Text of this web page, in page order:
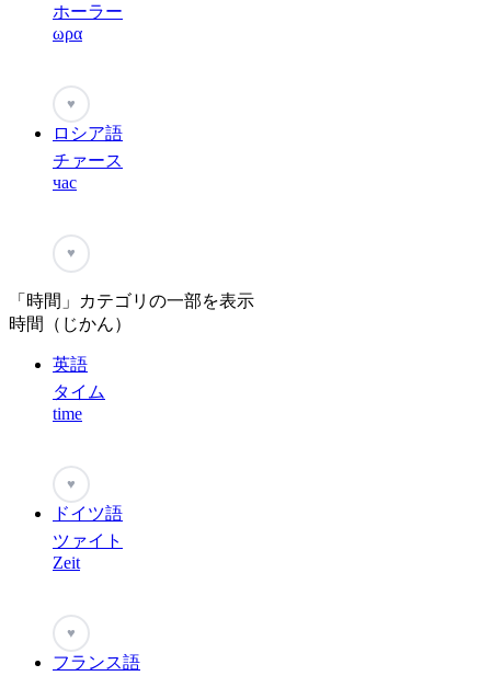
ホーラー
ωρα
♥
ロシア語
チァース
час
♥
「時間」カテゴリの一部を表示
時間（じかん）
英語
タイム
time
♥
ドイツ語
ツァイト
Zeit
♥
フランス語